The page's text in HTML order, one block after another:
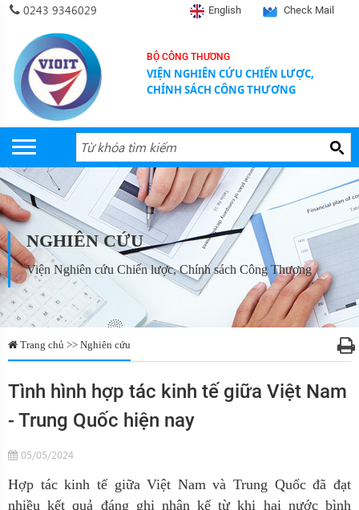
0243 9346029 English Check Mail
BỘ CÔNG THƯƠNG
VIỆN NGHIÊN CỨU CHIẾN LƯỢC,
CHÍNH SÁCH CÔNG THƯƠNG
NGHIÊN CỨU
Viện Nghiên cứu Chiến lược, Chính sách Công Thương
Trang chủ >> Nghiên cứu
Tình hình hợp tác kinh tế giữa Việt Nam
- Trung Quốc hiện nay
05/05/2024
Hợp tác kinh tế giữa Việt Nam và Trung Quốc đã đạt
nhiều kết quả đáng ghi nhận kể từ khi hai nước bình